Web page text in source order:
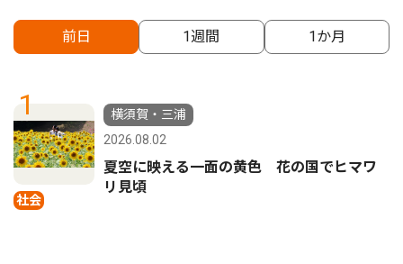
前日 1週間 1か月
1
社会
横須賀・三浦
2026.08.02
夏空に映える一面の黄色 花の国でヒマワ
リ見頃